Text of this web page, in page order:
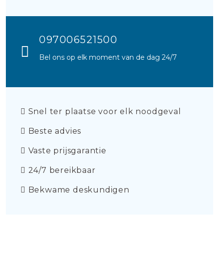
097006521500
Bel ons op elk moment van de dag 24/7
Snel ter plaatse voor elk noodgeval
Beste advies
Vaste prijsgarantie
24/7 bereikbaar
Bekwame deskundigen